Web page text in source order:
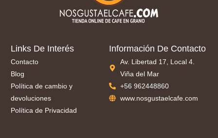
Links De Interés
Contacto
Blog
Política de cambio y
devoluciones
Política de Privacidad
Información De Contacto
Av. Libertad 17, Local 4.
Viña del Mar
+56 962448860
www.nosgustaelcafe.com